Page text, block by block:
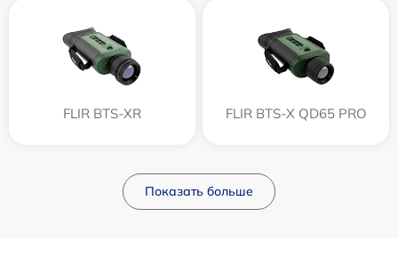
FLIR BTS-XR FLIR BTS-X QD65 PRO
Показать больше